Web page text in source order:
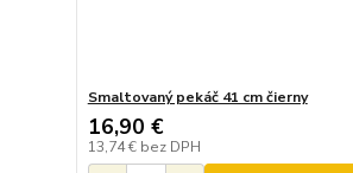
Smaltovaný pekáč 41 cm čierny
16,90 €
13,74 € bez DPH